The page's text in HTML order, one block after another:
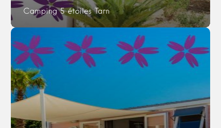
Camping 5 étoiles Tarn